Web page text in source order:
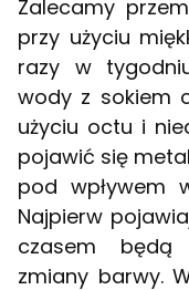
Zalecamy
przy użyciu
razy w
wody z sokiem
użyciu octu i
pojawić się
pod wpływem
Najpierw
czasem będą
zmiany barwy.